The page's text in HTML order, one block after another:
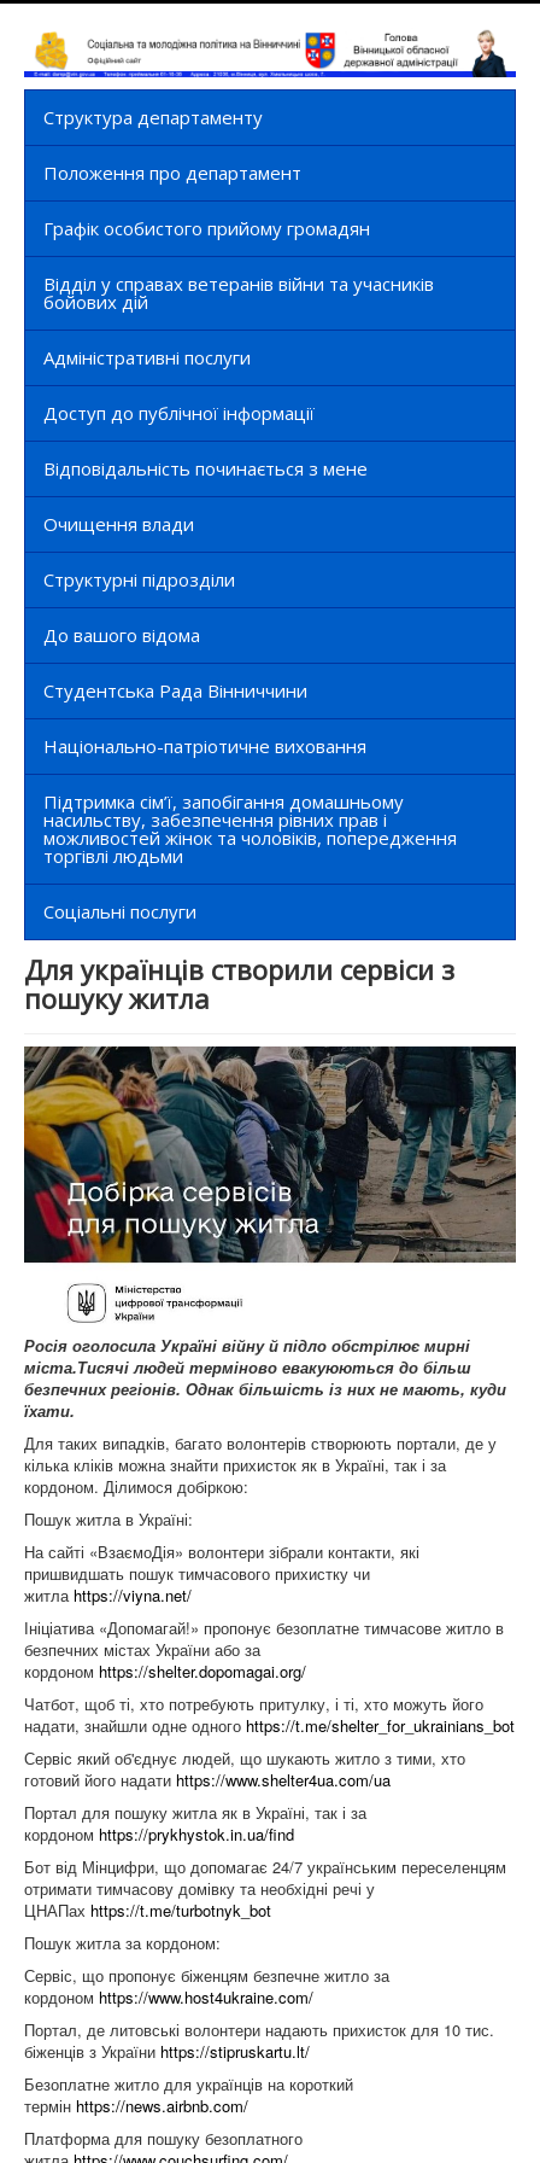
Структура департаменту
Положення про департамент
Графік особистого прийому громадян
Відділ у справах ветеранів війни та учасників
бойових дій
Адміністративні послуги
Доступ до публічної інформації
Відповідальність починається з мене
Очищення влади
Структурні підрозділи
До вашого відома
Студентська Рада Вінниччини
Національно-патріотичне виховання
Підтримка сім’ї, запобігання домашньому
насильству, забезпечення рівних прав і
можливостей жінок та чоловіків, попередження
торгівлі людьми
Соціальні послуги
Для українців створили сервіси з
пошуку житла
Росія оголосила Україні війну й підло обстрілює мирні
міста.Тисячі людей терміново евакуюються до більш
безпечних регіонів. Однак більшість із них не мають, куди
їхати.
Для таких випадків, багато волонтерів створюють портали, де у
кілька кліків можна знайти прихисток як в Україні, так і за
кордоном. Ділимося добіркою:
Пошук житла в Україні:
На сайті «ВзаємоДія» волонтери зібрали контакти, які
пришвидшать пошук тимчасового прихистку чи
житла https://viyna.net/
Ініціатива «Допомагай!» пропонує безоплатне тимчасове житло в
безпечних містах України або за
кордоном https://shelter.dopomagai.org/
Чатбот, щоб ті, хто потребують притулку, і ті, хто можуть його
надати, знайшли одне одного https://t.me/shelter_for_ukrainians_bot
Сервіс який об'єднує людей, що шукають житло з тими, хто
готовий його надати https://www.shelter4ua.com/ua
Портал для пошуку житла як в Україні, так і за
кордоном https://prykhystok.in.ua/find
Бот від Мінцифри, що допомагає 24/7 українським переселенцям
отримати тимчасову домівку та необхідні речі у
ЦНАПах https://t.me/turbotnyk_bot
Пошук житла за кордоном:
Сервіс, що пропонує біженцям безпечне житло за
кордоном https://www.host4ukraine.com/
Портал, де литовські волонтери надають прихисток для 10 тис.
біженців з України https://stipruskartu.lt/
Безоплатне житло для українців на короткий
термін https://news.airbnb.com/
Платформа для пошуку безоплатного